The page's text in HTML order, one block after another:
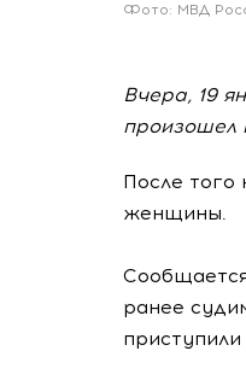
Фото: МВД
Вчера, 19
произошел
После того
женщины.
ранее